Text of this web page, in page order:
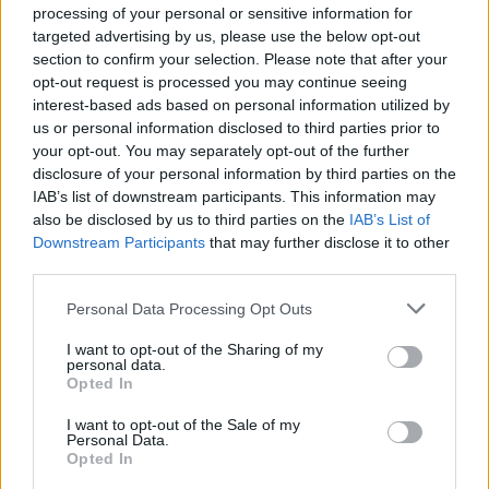
processing of your personal or sensitive information for
targeted advertising by us, please use the below opt-out
section to confirm your selection. Please note that after your
opt-out request is processed you may continue seeing
interest-based ads based on personal information utilized by
us or personal information disclosed to third parties prior to
your opt-out. You may separately opt-out of the further
disclosure of your personal information by third parties on the
IAB’s list of downstream participants. This information may
also be disclosed by us to third parties on the IAB’s List of
Downstream Participants that may further disclose it to other
Please note that this website/app uses one or more Google
not limited to your visit or usage behaviour. You may click to
grant or deny consent to Google and its third-party tags to
use your data for below specified purposes in below Google
consent section.
Personal Data Processing Opt Outs
I want to opt-out of the Sharing of my
personal data.
Opted In
I want to opt-out of the Sale of my
Personal Data.
Opted In
Újabb gyártótelep megnyitásával
ünnepli 20. születésnapját a
Protolabs
•2019. május 20.
Az 1999-ben Minnesota államban alapított
Protolabs a helyi Brooklyn Parkban nyílt közel 20